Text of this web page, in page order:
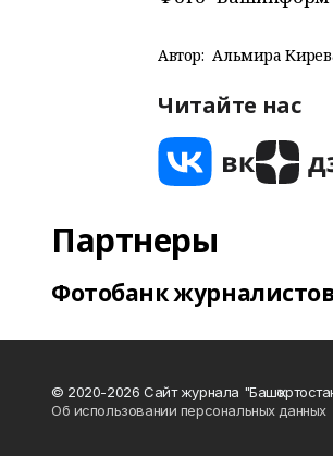
Автор: Альмира
Читайте нас
Партнеры
Фотобанк
© 2020-2026 Сайт журнала
Об использовании персональных данных